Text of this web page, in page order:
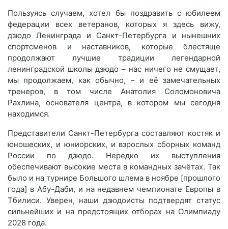
Пользуясь случаем, хотел бы поздравить с юбилеем
федерации всех ветеранов, которых я здесь вижу,
дзюдо Ленинграда и Санкт-Петербурга и нынешних
спортсменов и наставников, которые блестяще
продолжают лучшие традиции легендарной
ленинградской школы дзюдо – нас ничего не смущает,
мы продолжаем, как обычно, – и её замечательных
тренеров, в том числе Анатолия Соломоновича
Рахлина, основателя центра, в котором мы сегодня
находимся.
Представители Санкт-Петербурга составляют костяк и
юношеских, и юниорских, и взрослых сборных команд
России по дзюдо. Нередко их выступления
обеспечивают высокие места в командных зачётах. Так
было и на турнире Большого шлема в ноябре [прошлого
года] в Абу-Даби, и на недавнем чемпионате Европы в
Тбилиси. Уверен, наши дзюдоисты подтвердят статус
сильнейших и на предстоящих отборах на Олимпиаду
2028 года.